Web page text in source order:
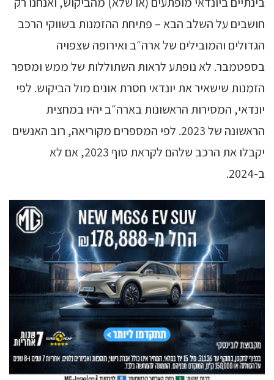
חושבים על השלב הבא – פתיחת ההזמנות בשווקי הרכב
הגדולים והמובילים של ארה״ב ואירופה שצפויה
בספטמבר. לא נופתע לראות השתוללות של ממש ומספר
הזמנות שישאיר את יונדאי חסרת אונים מול הביקוש. לפי
יונדאי, המסירות הראשונות בארה״ב יהיו במחצית
הראשונה של 2023. לפי המספרים מקוריאה, רוב האנשים
יקבלו את הרכב שלהם לקראת סוף 2023, אם לא
ב-2024.